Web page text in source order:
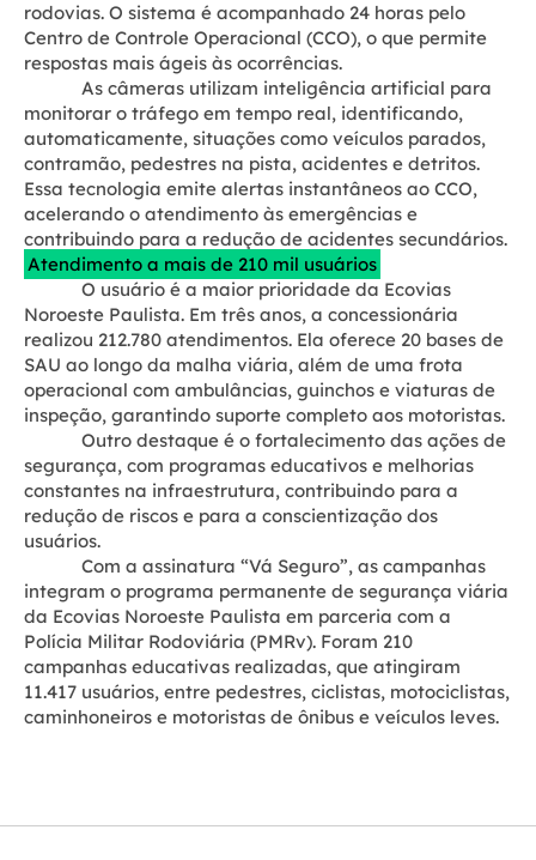
rodovias. O sistema é acompanhado 24 horas pelo
Centro de Controle Operacional (CCO), o que permite
respostas mais ágeis às ocorrências.
As câmeras utilizam inteligência artificial para
monitorar o tráfego em tempo real, identificando,
automaticamente, situações como veículos parados,
contramão, pedestres na pista, acidentes e detritos.
Essa tecnologia emite alertas instantâneos ao CCO,
acelerando o atendimento às emergências e
contribuindo para a redução de acidentes secundários.
Atendimento a mais de 210 mil usuários
O usuário é a maior prioridade da Ecovias
Noroeste Paulista. Em três anos, a concessionária
realizou 212.780 atendimentos. Ela oferece 20 bases de
SAU ao longo da malha viária, além de uma frota
operacional com ambulâncias, guinchos e viaturas de
inspeção, garantindo suporte completo aos motoristas.
Outro destaque é o fortalecimento das ações de
segurança, com programas educativos e melhorias
constantes na infraestrutura, contribuindo para a
redução de riscos e para a conscientização dos
usuários.
Com a assinatura “Vá Seguro”, as campanhas
integram o programa permanente de segurança viária
da Ecovias Noroeste Paulista em parceria com a
Polícia Militar Rodoviária (PMRv). Foram 210
campanhas educativas realizadas, que atingiram
11.417 usuários, entre pedestres, ciclistas, motociclistas,
caminhoneiros e motoristas de ônibus e veículos leves.